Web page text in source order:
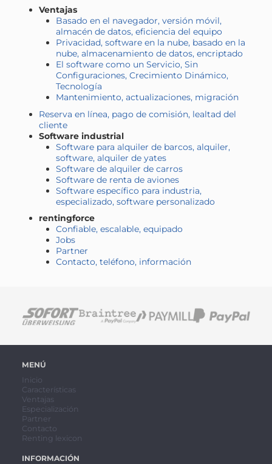
Ventajas
Basado en el navegador, versión móvil,
almacén de datos, eficiencia del equipo
Privacidad, software en la nube, basado en la
nube, almacenamiento de datos, encriptado
El software como un Servicio, Sin
Configuraciones, Crecimiento Dinámico,
Tecnología
Mantenimiento, actualizaciones, migración
Reserva en línea, pago de comisión, lealtad del
cliente
Software industrial
Software para alquiler de barcos, alquiler,
software, alquiler de yates
Software de alquiler de carros
Software de renta de aviones
Software específico para industria,
especializado, software personalizado
rentingforce
Confiable, escalable, equipado
Jobs
Partner
Contacto, teléfono, información
MENÚ
Inicio
Características
Ventajas
Especialización
Partner
Contacto
Renting lexicon
INFORMACIÓN